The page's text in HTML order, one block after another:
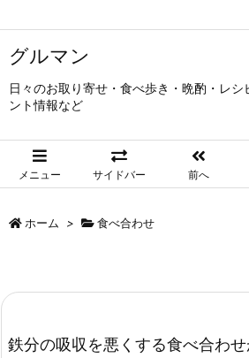
グルマン
日々のお取り寄せ・食べ歩き・晩酌・レ
ント情報など
メニュー サイドバー 前へ
ホーム > 食べ合わせ
鉄分の吸収を悪くする食べ合わ